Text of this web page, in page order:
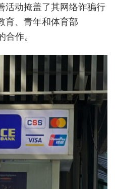
活动掩盖了其网络诈骗行
育、青年和体育部
合作。